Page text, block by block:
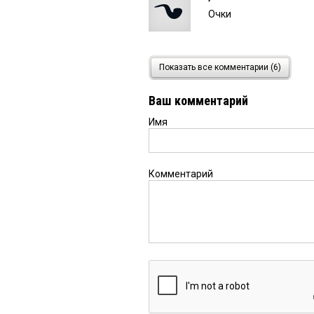
Очки
10 мая 2023 в
Галстук
,Альбина 10 мая 2023 в
Показать все комментарии (6)
Ваш комментарий
Имя
Комментарий